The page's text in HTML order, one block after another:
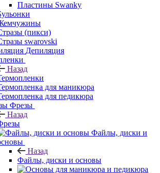
Пластины Swanky
(пикси)
swarovski
Депиляция
Назад
для маникюра
для педикюра
Фрезы
Назад
Файлы, диски и
Назад
Файлы, диски и основы